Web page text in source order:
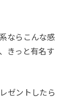
ならこんな感
きっと有名す
ゼントしたら